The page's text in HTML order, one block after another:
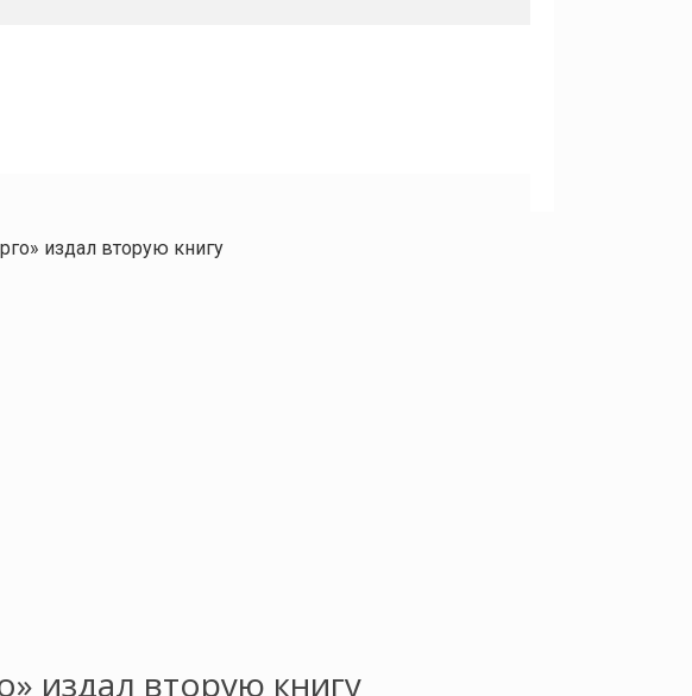
издал вторую книгу
издал вторую книгу